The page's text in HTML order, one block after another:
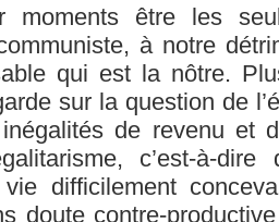
moments être les
à notre
qui est la nôtre.
sur la question de
de revenu et
c’est-à-
difficilement
doute contre-